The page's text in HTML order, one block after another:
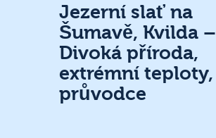
Jezerní slať na
Šumavě, Kvilda –
Divoká příroda,
extrémní teploty,
průvodce